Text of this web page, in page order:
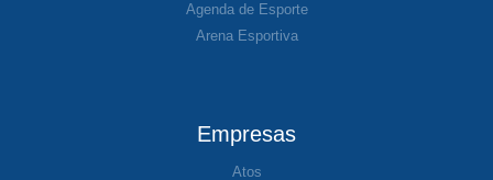
Agenda de Esporte
Arena Esportiva
Empresas
Atos